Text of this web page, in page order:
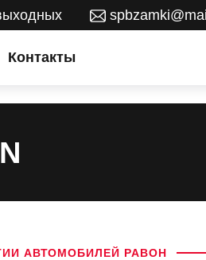
Контакты
АВТОМОБИЛЕЙ РАВОН